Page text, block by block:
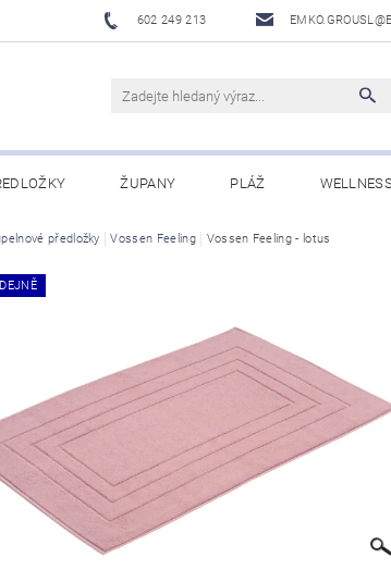
602 249 213
ŽUPANY PLÁŽ
UBRUSY A UTĚRKY EKELUND DĚTI
PODMÍNKY
předložky Vossen Feeling Vossen Feeling - lotus